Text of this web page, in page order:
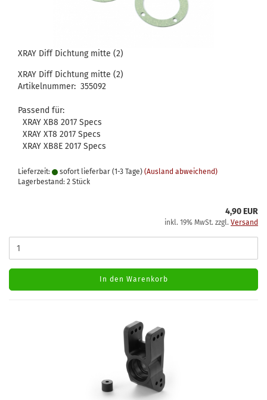
XRAY Diff Dichtung mitte (2)
XRAY Diff Dichtung mitte (2)
Artikelnummer: 355092
Passend für:
XRAY XB8 2017 Specs
XRAY XT8 2017 Specs
XRAY XB8E 2017 Specs
Lieferzeit: sofort lieferbar (1-3 Tage) (Ausland abweichend)
Lagerbestand: 2 Stück
4,90 EUR
inkl. 19% MwSt. zzgl. Versand
In den Warenkorb